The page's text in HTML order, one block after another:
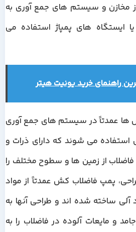
مخازن و سیستم های جمع آوری به
ایستگاه های پمپاژ استفاده می
راهنمای خرید یونیت هیتر
عمدتاً در سیستم های جمع آوری
می شوند که دارای ذرات و
از زمین ها و سطوح مختلف را
پمپ فاضلاب کش عمدتاً از مواد
آلی ساخته شده اند و طراحی آنها به
و مایعات آلوده در فاضلاب را به